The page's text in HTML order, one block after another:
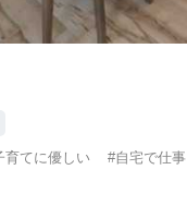
育てに優しい #自宅で仕事